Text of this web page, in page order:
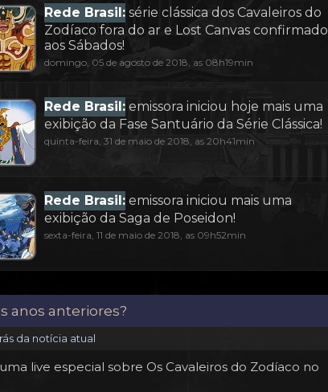
Rede Brasil: série clássica dos Cavaleiros do
Zodíaco fora do ar e Lost Canvas confirmado
aos Sábados!
domingo, 05 de agosto de 2018, as 08h19min
Rede Brasil: emissora iniciou hoje mais uma
exibição da Fase Santuário da Série Clássica!
quinta-feira, 31 de maio de 2018, as 20h41min
Rede Brasil: emissora iniciou mais uma
exibição da Saga de Poseidon!
sexta-feira, 11 de maio de 2018, as 09h52min
anos anteriores?
da notícia atual
live especial sobre Os Cavaleiros do Zodíaco no